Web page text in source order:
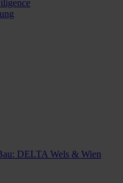
DELTA Wels & Wien